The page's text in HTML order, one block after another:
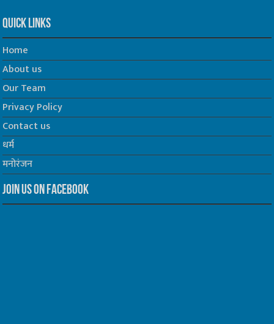
Quick Links
Home
About us
Our Team
Privacy Policy
Contact us
धर्म
मनोरंजन
Join us on Facebook